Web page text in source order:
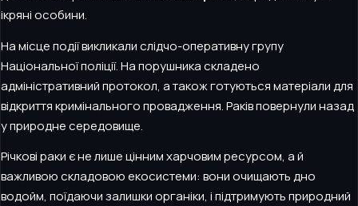
ікряні особини.
На місце події викликали слідчо-оперативну групу
Національної поліції. На порушника складено
адміністративний протокол, а також готуються матеріали для
відкриття кримінального провадження. Раків повернули назад
у природне середовище.
Річкові раки є не лише цінним харчовим ресурсом, а й
важливою складовою екосистеми: вони очищають дно
водойм, поїдаючи залишки органіки, і підтримують природний